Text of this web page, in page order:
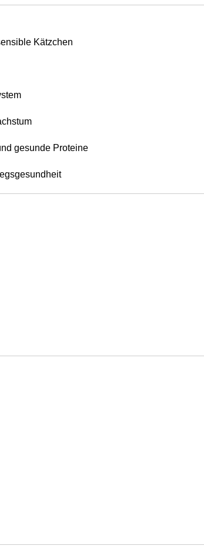
Kätzchen
gesunde Proteine